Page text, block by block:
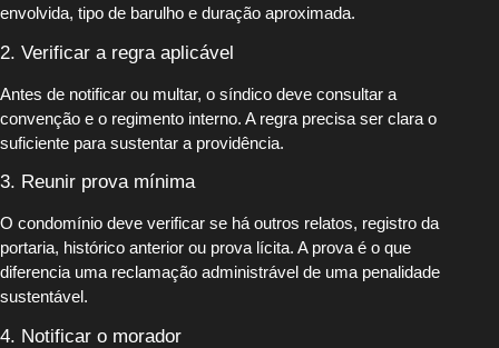
envolvida, tipo de barulho e duração aproximada.
2. Verificar a regra aplicável
Antes de notificar ou multar, o síndico deve consultar a
convenção e o regimento interno. A regra precisa ser clara o
suficiente para sustentar a providência.
3. Reunir prova mínima
O condomínio deve verificar se há outros relatos, registro da
portaria, histórico anterior ou prova lícita. A prova é o que
diferencia uma reclamação administrável de uma penalidade
sustentável.
4. Notificar o morador